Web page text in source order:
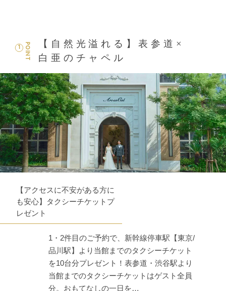
POINT
1
【自然光溢れる】表参道×
白亜のチャペル
【アクセスに不安がある方に
も安心】タクシーチケットプ
レゼント
1・2件目のご予約で、新幹線停車駅【東京/
品川駅】より当館までのタクシーチケット
を10台分プレゼント！表参道・渋谷駅より
当館までのタクシーチケットはゲスト全員
分。おもてなしの一日を…